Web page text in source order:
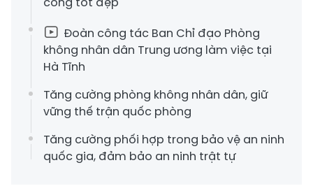
Đoàn công tác Ban Chỉ đạo Phòng
không nhân dân Trung ương làm việc tại
Hà Tĩnh
Tăng cường phòng không nhân dân, giữ
vững thế trận quốc phòng
Tăng cường phối hợp trong bảo vệ an ninh
quốc gia, đảm bảo an ninh trật tự